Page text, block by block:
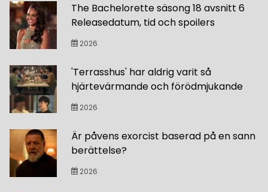
The Bachelorette säsong 18 avsnitt 6
Releasedatum, tid och spoilers
2026
'Terrasshus' har aldrig varit så
hjärtevärmande och förödmjukande
2026
Är påvens exorcist baserad på en sann
berättelse?
2026